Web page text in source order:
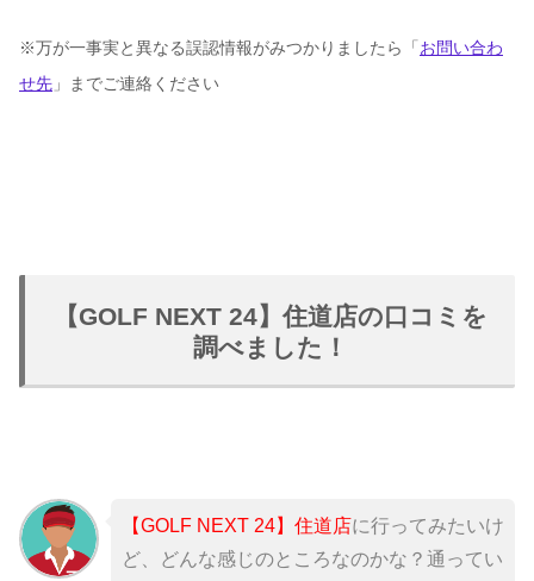
※万が一事実と異なる誤認情報がみつかりましたら「 お問い合わ
せ先 」までご連絡ください
【GOLF NEXT 24】住道店の口コミを
調べました！
【GOLF NEXT 24】住道店に行ってみたいけ
ど、どんな感じのところなのかな？通ってい